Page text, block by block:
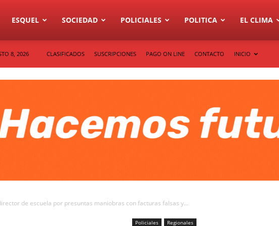
Diario
ESQUEL SOCIEDAD POLICIALES POLITICA EL CLIMA
8, 2026 CLASIFICADOS SUSCRIPCIONES PAGO ON LINE CONTACTO INICIO
de escuela por presuntas maniobras con facturas falsas y...
Policiales Regionales